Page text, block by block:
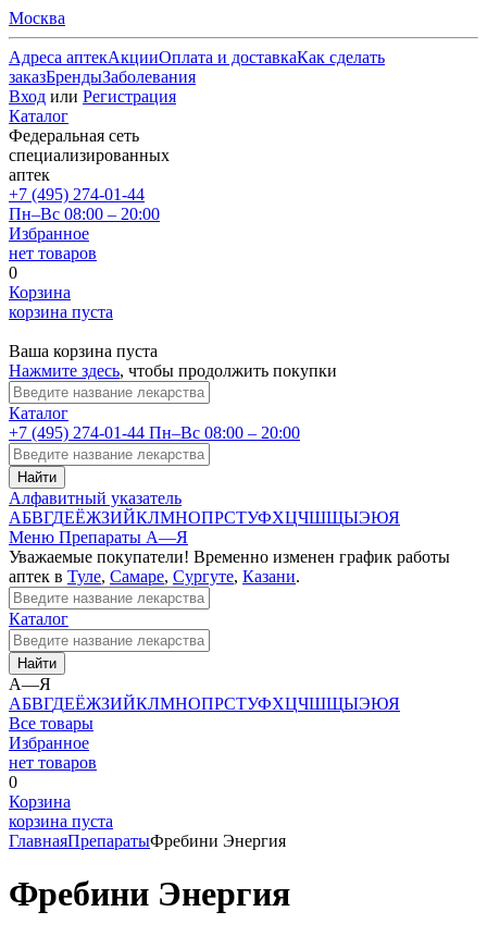
Москва
Адреса аптекАкцииОплата и доставкаКак сделать
заказБрендыЗаболевания
Вход или Регистрация
Каталог
Федеральная сеть
специализированных
аптек
+7 (495) 274-01-44
Пн–Вс 08:00 – 20:00
Избранное
нет товаров
0
Корзина
корзина пуста
Ваша корзина пуста
Нажмите здесь, чтобы продолжить покупки
Каталог
+7 (495) 274-01-44 Пн–Вс 08:00 – 20:00
Найти
Алфавитный указатель
АБВГДЕЁЖЗИЙКЛМНОПРСТУФХЦЧШЩЫЭЮЯ
Меню Препараты А—Я
Уважаемые покупатели! Временно изменен график работы
аптек в Туле, Самаре, Сургуте, Казани.
Каталог
Найти
А—Я
АБВГДЕЁЖЗИЙКЛМНОПРСТУФХЦЧШЩЫЭЮЯ
Все товары
Избранное
нет товаров
0
Корзина
корзина пуста
ГлавнаяПрепаратыФребини Энергия
Фребини Энергия